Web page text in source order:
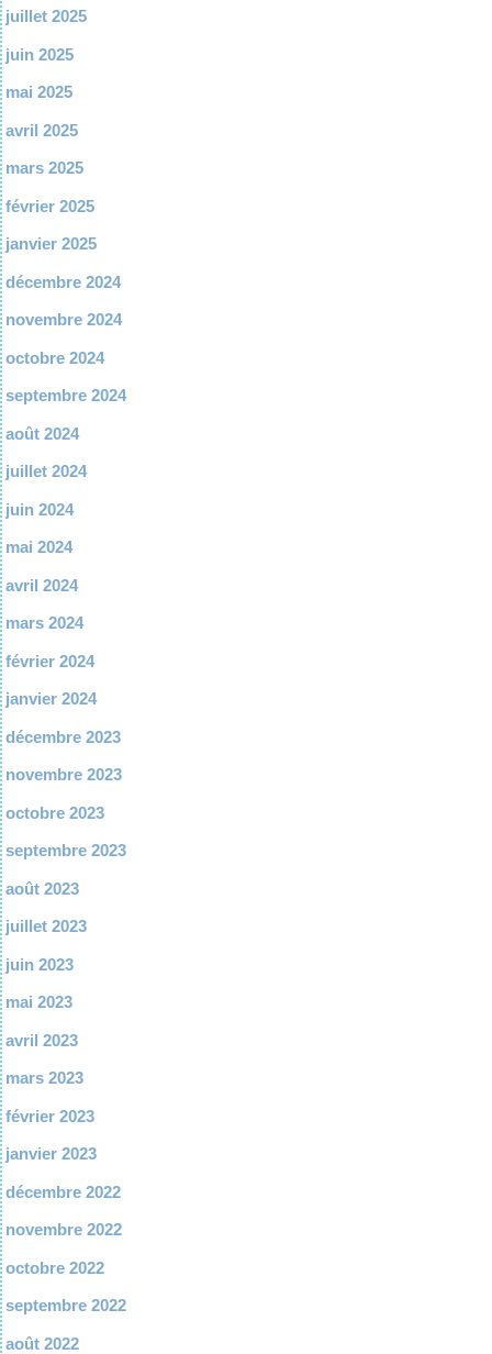
juillet 2025
juin 2025
mai 2025
avril 2025
mars 2025
février 2025
janvier 2025
décembre 2024
novembre 2024
octobre 2024
septembre 2024
août 2024
juillet 2024
juin 2024
mai 2024
avril 2024
mars 2024
février 2024
janvier 2024
décembre 2023
novembre 2023
octobre 2023
septembre 2023
août 2023
juillet 2023
juin 2023
mai 2023
avril 2023
mars 2023
février 2023
janvier 2023
décembre 2022
novembre 2022
octobre 2022
septembre 2022
août 2022